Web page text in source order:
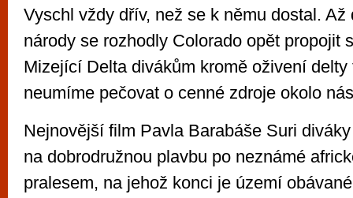
Vyschl vždy dřív, než se k němu dostal. Až
národy se rozhodly Colorado opět propojit
Mizející Delta divákům kromě oživení delty
neumíme pečovat o cenné zdroje okolo
Nejnovější film Pavla Barabáše Suri
na dobrodružnou plavbu po neznámé
pralesem, na jehož konci je území